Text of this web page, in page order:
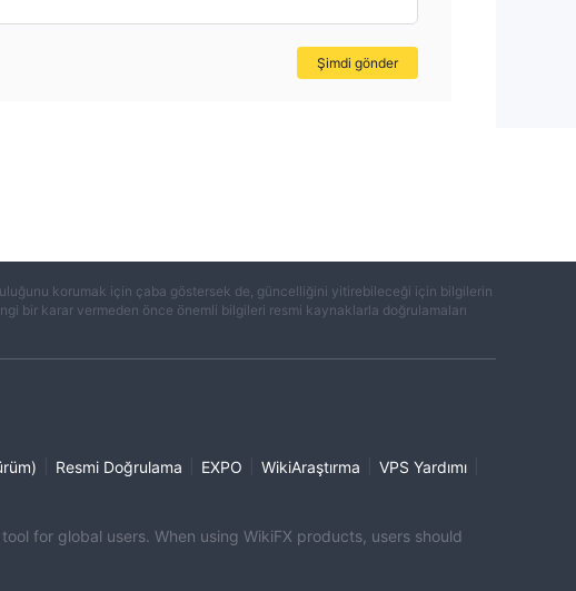
Şimdi gönder
korumak için çaba göstersek de, güncelliğini yitirebileceği için bilgilerin
bir karar vermeden önce önemli bilgileri resmi kaynaklarla doğrulamaları
Resmi Doğrulama EXPO WikiAraştırma VPS Yardımı
for global users. When using WikiFX products, users should